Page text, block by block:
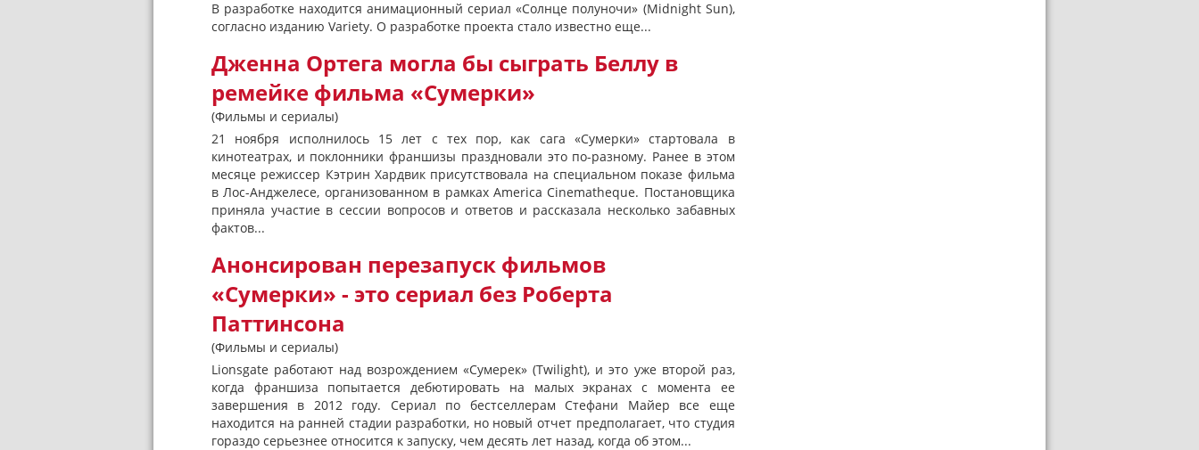
В разработке находится анимационный сериал «Солнце полуночи» (Midnight Sun),
согласно изданию Variety. О разработке проекта стало известно еще...
Дженна Ортега могла бы сыграть Беллу в
ремейке фильма «Сумерки»
(Фильмы и сериалы)
21 ноября исполнилось 15 лет с тех пор, как сага «Сумерки» стартовала в
кинотеатрах, и поклонники франшизы праздновали это по-разному. Ранее в этом
месяце режиссер Кэтрин Хардвик присутствовала на специальном показе фильма
в Лос-Анджелесе, организованном в рамках America Cinematheque. Постановщика
приняла участие в сессии вопросов и ответов и рассказала несколько забавных
фактов...
Анонсирован перезапуск фильмов
«Сумерки» - это сериал без Роберта
Паттинсона
(Фильмы и сериалы)
Lionsgate работают над возрождением «Сумерек» (Twilight), и это уже второй раз,
когда франшиза попытается дебютировать на малых экранах с момента ее
завершения в 2012 году. Сериал по бестселлерам Стефани Майер все еще
находится на ранней стадии разработки, но новый отчет предполагает, что студия
гораздо серьезнее относится к запуску, чем десять лет назад, когда об этом...